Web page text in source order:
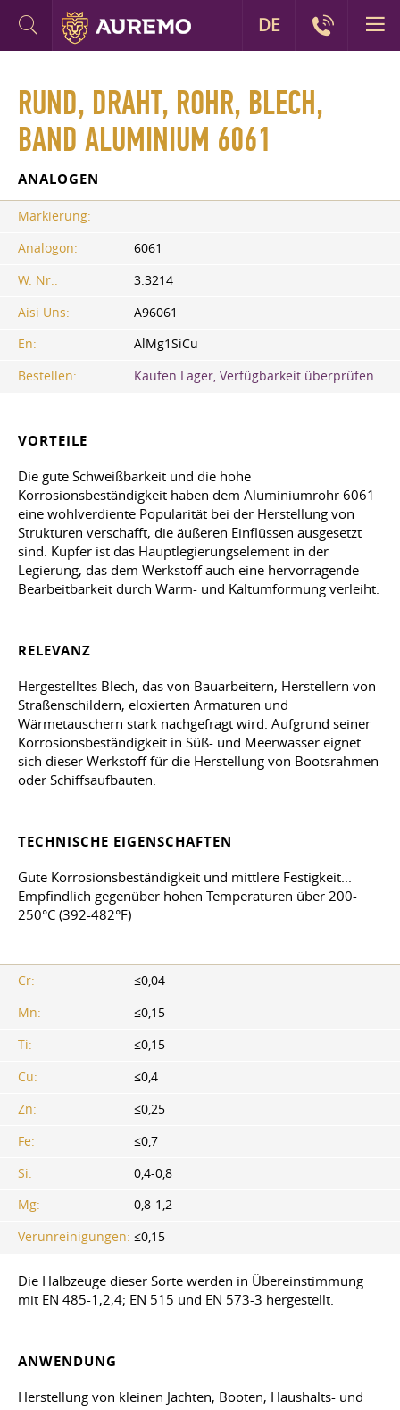
RUND, DRAHT, ROHR, BLECH,
BAND ALUMINIUM 6061
ANALOGEN
Markierung:
Analogon:
6061
W. Nr.:
3.3214
Aisi Uns:
A96061
En:
AlMg1SiCu
Bestellen:
Kaufen Lager, Verfügbarkeit überprüfen
VORTEILE
Die gute Schweißbarkeit und die hohe
Korrosionsbeständigkeit haben dem Aluminiumrohr 6061
eine wohlverdiente Popularität bei der Herstellung von
Strukturen verschafft, die äußeren Einflüssen ausgesetzt
sind. Kupfer ist das Hauptlegierungselement in der
Legierung, das dem Werkstoff auch eine hervorragende
Bearbeitbarkeit durch Warm- und Kaltumformung verleiht.
RELEVANZ
Hergestelltes Blech, das von Bauarbeitern, Herstellern von
Straßenschildern, eloxierten Armaturen und
Wärmetauschern stark nachgefragt wird. Aufgrund seiner
Korrosionsbeständigkeit in Süß- und Meerwasser eignet
sich dieser Werkstoff für die Herstellung von Bootsrahmen
oder Schiffsaufbauten.
TECHNISCHE EIGENSCHAFTEN
Gute Korrosionsbeständigkeit und mittlere Festigkeit...
Empfindlich gegenüber hohen Temperaturen über 200-
250°C (392-482°F)
Cr:
≤0,04
Mn:
≤0,15
Ti:
≤0,15
Cu:
≤0,4
Zn:
≤0,25
Fe:
≤0,7
Si:
0,4-0,8
Mg:
0,8-1,2
Verunreinigungen: ≤0,15
Die Halbzeuge dieser Sorte werden in Übereinstimmung
mit EN 485-1,2,4; EN 515 und EN 573-3 hergestellt.
ANWENDUNG
Herstellung von kleinen Jachten, Booten, Haushalts- und
DE